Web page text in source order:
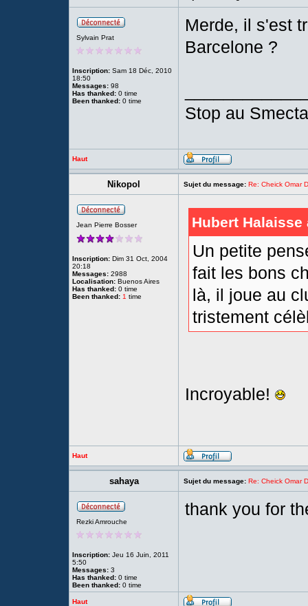
Sylvain Prat
Inscription: Sam 18 Déc, 2010
18:50
Messages: 98
Has thanked: 0 time
Been thanked: 0 time
Merde, il s'est
Barcelone ?
Stop au
Haut
Nikopol Sujet du message: Re: Cheick Omar
Jean Pierre Bosser
Inscription: Dim 31 Oct, 2004
20:18
Messages: 2988
Localisation: Buenos Aires
Has thanked: 0 time
Been thanked: 1 time
Hubert Halaisse
Un petite
fait les bons
là, il joue au
tristement
Incroyable!
Haut
sahaya Sujet du message: Re: Cheick Omar
Rezki Amrouche
Inscription: Jeu 16 Juin, 2011
5:50
Messages: 3
Has thanked: 0 time
Been thanked: 0 time
thank you for
Haut